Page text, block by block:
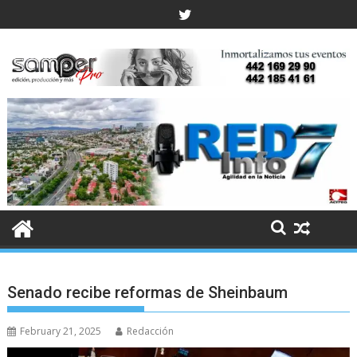
to
Senado recibe reformas de Sheinbaum
February 21, 2025 Redacción